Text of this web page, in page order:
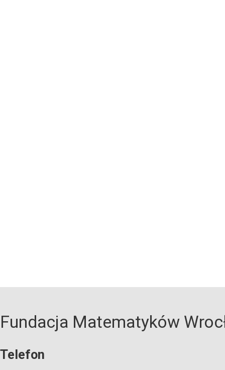
Fundacja Matematyków
Telefon